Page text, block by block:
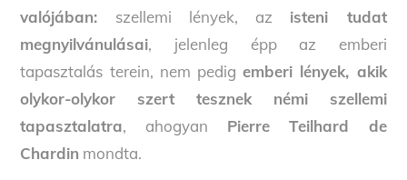
valójában: szellemi lények, az isteni tudat
megnyilvánulásai, jelenleg épp az emberi
tapasztalás terein, nem pedigemberi lények, akik
olykor-olykor szert tesznek némi szellemi
tapasztalatra, ahogyan Pierre Teilhard de
Chardin mondta.